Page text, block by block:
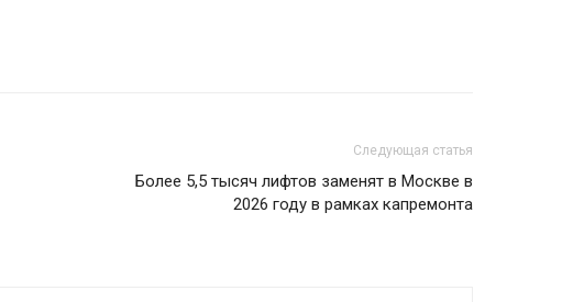
Следующая статья
Более 5,5 тысяч лифтов заменят в Москве в
2026 году в рамках капремонта